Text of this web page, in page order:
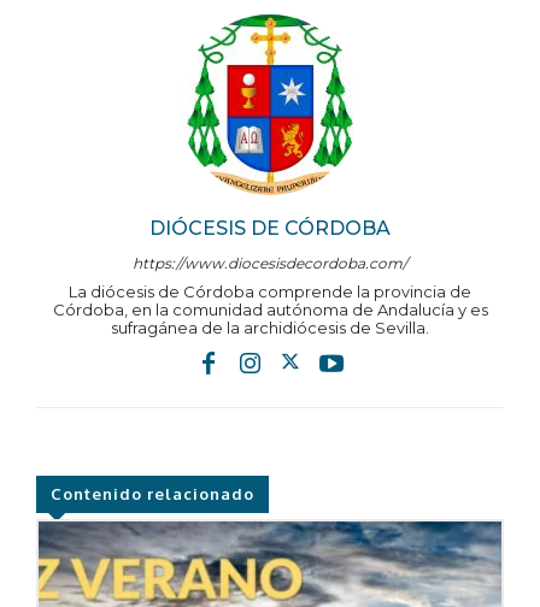
DIÓCESIS DE CÓRDOBA
https://www.diocesisdecordoba.com/
La diócesis de Córdoba comprende la provincia de
Córdoba, en la comunidad autónoma de Andalucía y es
sufragánea de la archidiócesis de Sevilla.
Contenido relacionado